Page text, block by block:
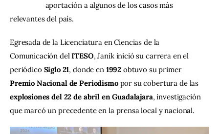
aportación a algunos de los casos más
relevantes del país.
Egresada de la Licenciatura en Ciencias de la
Comunicación del ITESO, Janik inició su carrera en el
periódico Siglo 21, donde en 1992 obtuvo su primer
Premio Nacional de Periodismo por su cobertura de las
explosiones del 22 de abril en Guadalajara, investigación
que marcó un precedente en la prensa local y nacional.